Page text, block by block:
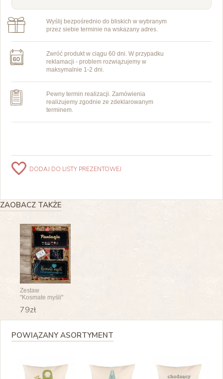
Wyślij bezpośrednio do bliskich w wybranym
przez siebie terminie na wskazany adres.
Zwróć produkt w ciągu 60 dni. W przypadku
reklamacji - problem rozwiązujemy w
maksymalnie 1-2 dni.
Pewny termin realizacji. Zamówienia
realizujemy zgodnie ze zdeklarowanym
terminem.
DODAJ DO LISTY PREZENTOWEJ
ZAOBACZ TAKŻE
Zestaw
"Kosmate myśli"
79zł
POWIĄZANY ASORTYMENT